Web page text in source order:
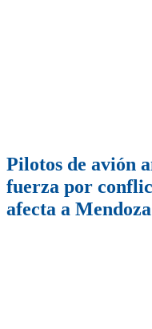
Pilotos de avión
fuerza por
afecta a